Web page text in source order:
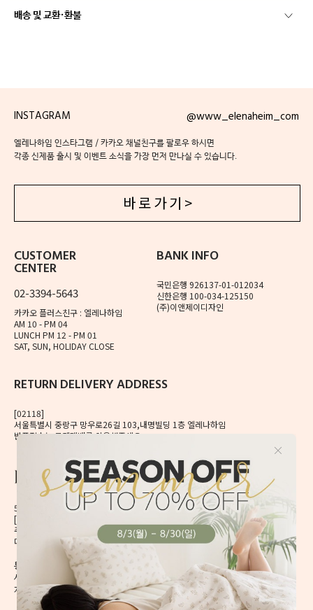
배송 및 교환·환불
INSTAGRAM @www_elenaheim_com
엘레나하임 인스타그램 / 카카오 채널친구를 팔로우 하시면
각종 신제품 출시 및 이벤트 소식을 가장 먼저 만나실 수 있습니다.
바 로 가 기 >
CUSTOMER
CENTER
02-3394-5643
카카오 플러스친구 : 엘레나하임
AM 10 - PM 04
LUNCH PM 12 - PM 01
SAT, SUN, HOLIDAY CLOSE
BANK INFO
국민은행 926137-01-012034
신한은행 100-034-125150
(주)이앤제이디자인
RETURN DELIVERY ADDRESS
[02118]
서울특별시 중랑구 망우로26길 103,내명빌딩 1층 엘레나하임
반품접수는 로젠택배를 이용해주세요.
56, Mangu-ro, Dongdaemun-gu, Seoul, Korea
[02496] 서울시 동대문구 망우로 56 이앤제이빌딩 6층
주식회사 이앤제이디자인
대표자 이재혁, 이예은
통신판매신고번호 2020-서울동대문-0224호
[CHECK]
사업자등록번호 413-86-01738
개인정보관리책임자 이예은,enjdesign@naver.com